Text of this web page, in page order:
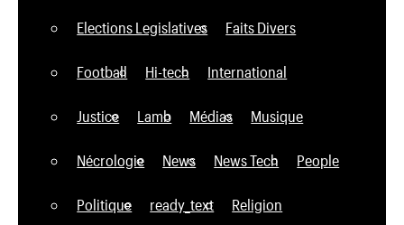
Elections Legislatives Faits Divers
Football Hi-tech International
Justice Lamb Médias Musique
Nécrologie News News Tech People
Politique ready_text Religion